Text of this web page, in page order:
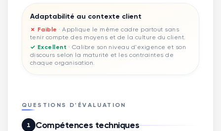
Adaptabilité au contexte client
✗ Faible ·Applique le même cadre partout sans
tenir compte des moyens et de la culture du client.
✓ Excellent · Calibre son niveau d'exigence et son
discours selon la maturité et les contraintes de
chaque organisation.
QUESTIONS D'ÉVALUATION
1 Compétences techniques